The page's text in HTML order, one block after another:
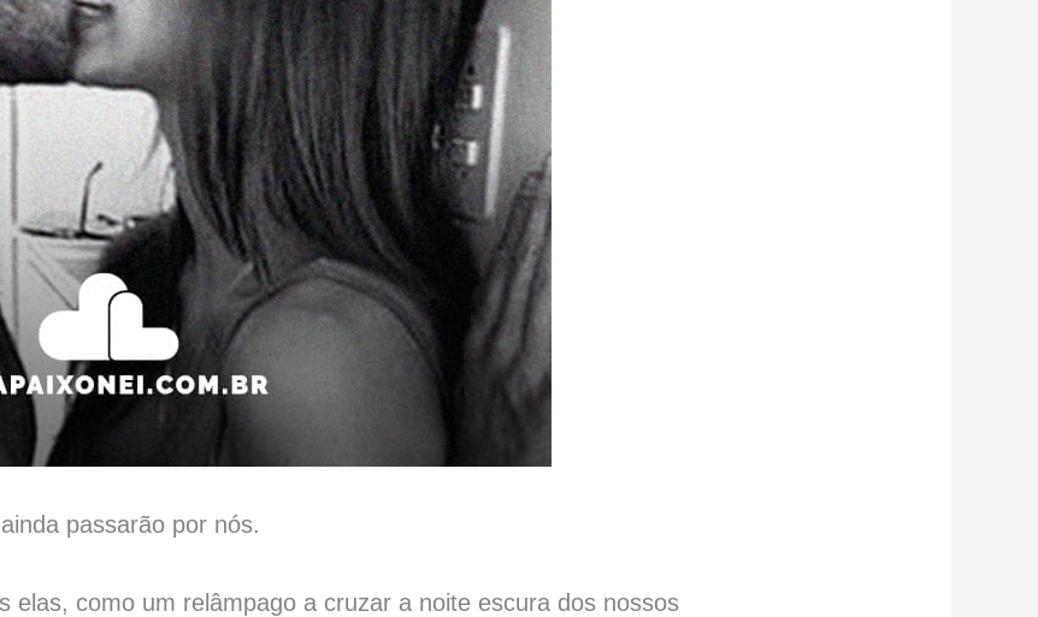
passarão por nós.
elas, como um relâmpago a cruzar a noite escura dos nossos